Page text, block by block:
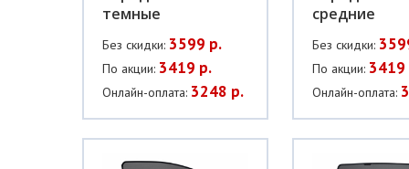
темные
Без скидки: 3599 р.
По акции: 3419 р.
Онлайн-оплата: 3248 р.
средние
Без скидки:
По акции: 3419
Онлайн-оплата: